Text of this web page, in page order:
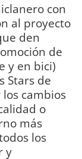
con
al proyecto
den
de
y en bici)
Stars de
cambios
o
más
los
y